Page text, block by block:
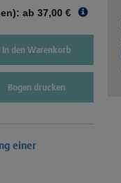
ab 37,00 €
In den Warenkorb
Bogen drucken
einer